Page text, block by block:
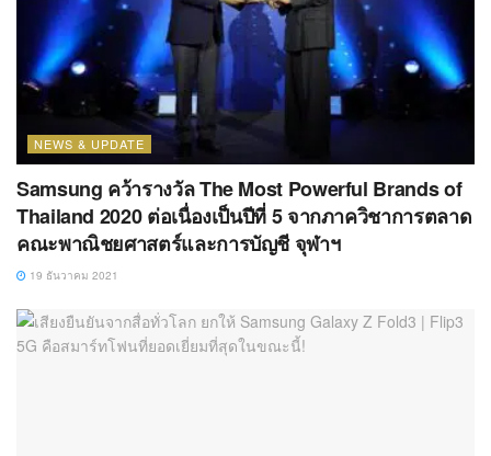
NEWS & UPDATE
Samsung คว้ารางวัล The Most Powerful Brands of
Thailand 2020 ต่อเนื่องเป็นปีที่ 5 จากภาควิชาการตลาด
คณะพาณิชยศาสตร์และการบัญชี จุฬาฯ
19 ธันวาคม 2021